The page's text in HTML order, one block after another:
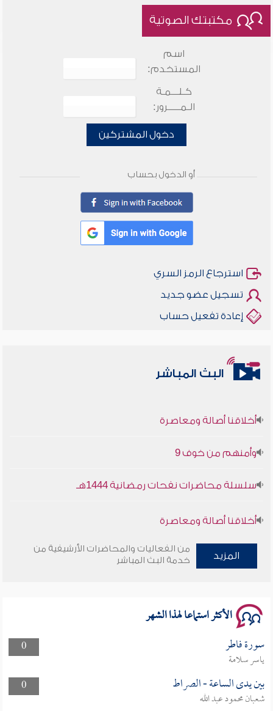
مكتبتك الصوتية
اسم
المستخدم:
كـلـــمـة
الـمـــــرور:
دخول المشتركين
أو الدخول بحساب
استرجاع الرمز السري
تسجيل عضو جديد
إعادة تفعيل حساب
البث المباشر
أخلاقنا أصالة ومعاصرة
وأمنهم من خوف 9
سلسلة محاضرات نفحات رمضانية 1444هـ
أخلاقنا أصالة ومعاصرة
وأمنهم من خوف 9
المزيد
من الفعاليات والمحاضرات الأرشيفية من
خدمة البث المباشر
الأكثر استماعا لهذا الشهر
0 سورة فاطر
ياسر سلامة
0
بين يدى الساعة - الصراط
شعبان محمود عبد الله